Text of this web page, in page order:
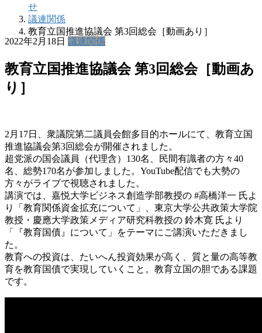
せ
議連関係
教育立国推進協議会 第3回総会［動画あり］
2022年2月18日 議連関係
教育立国推進協議会 第3回総会［動画あ
り］
2月17日、衆議院第二議員会館多目的ホールにて、教育立国
推進協議会第3回総会が開催されました。
超党派の国会議員（代理含）130名、民間有識者の方々40
名、総勢170名が参加しました。YouTube配信でも大勢の
方々がライブで視聴されました。
講演では、嘉悦大学ビジネス創造学部教授の #高橋洋一 氏よ
り「教育関係資金拡充について」、東京大学公共政策大学院
教授・慶應大学政策メディア研究科教授の 鈴木寛 氏より
「『教育国債』について」をテーマにご講演いただきまし
た。
教育への投資は、たいへん投資効果が高く、質と量の高等教
育を教育国債で実現していくこと。教育立国の胆である課題
です。